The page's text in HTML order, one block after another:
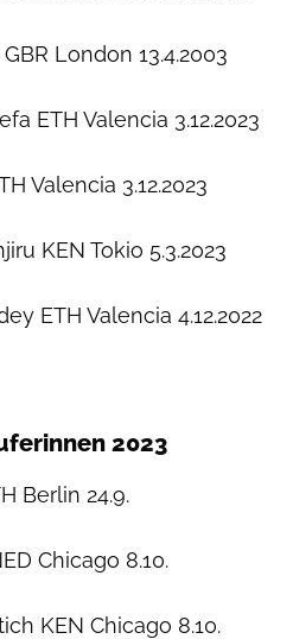
London 13.4.2003
ETH Valencia 3.12.2023
Valencia 3.12.2023
KEN Tokio 5.3.2023
ETH Valencia 4.12.2022
2023
Berlin 24.9.
Chicago 8.10.
KEN Chicago 8.10.